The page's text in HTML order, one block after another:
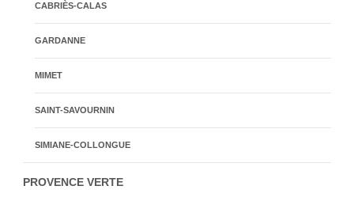
CABRIÈS-CALAS
GARDANNE
MIMET
SAINT-SAVOURNIN
SIMIANE-COLLONGUE
PROVENCE VERTE